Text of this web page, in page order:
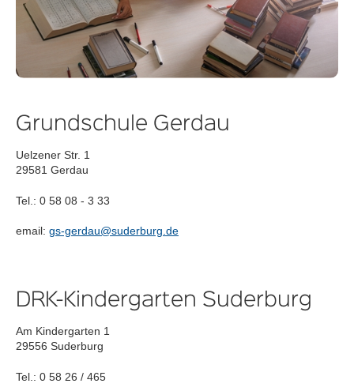
Grundschule Gerdau
Uelzener Str. 1
29581 Gerdau
Tel.: 0 58 08 - 3 33
email: gs-gerdau@suderburg.de
DRK-Kindergarten Suderburg
Am Kindergarten 1
29556 Suderburg
Tel.: 0 58 26 / 465